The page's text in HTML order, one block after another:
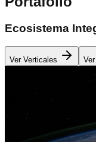
Ecosistema
Ver Verticales